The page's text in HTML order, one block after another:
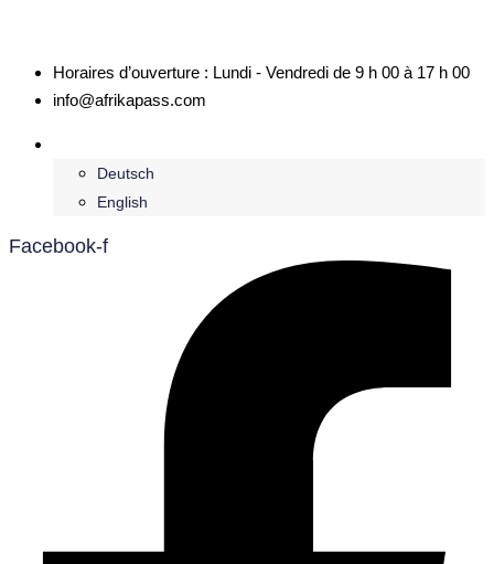
Horaires d’ouverture : Lundi - Vendredi de 9 h 00 à 17 h 00
info@afrikapass.com
Deutsch
English
Facebook-f